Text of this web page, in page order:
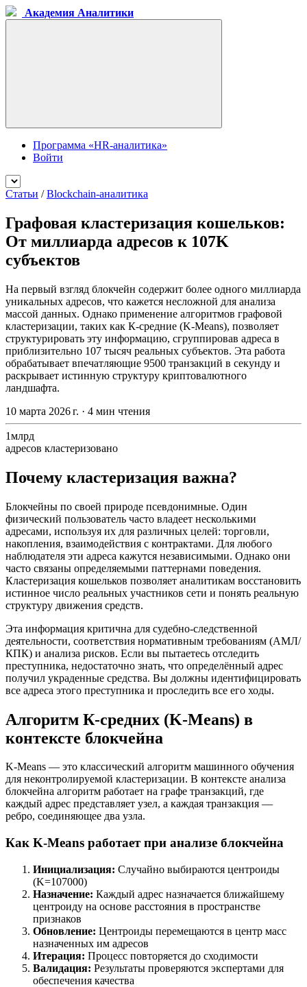
Академия Аналитики
Программа «HR-аналитика»
Войти
Статьи / Blockchain-аналитика
Графовая кластеризация кошельков:
От миллиарда адресов к 107K
субъектов
На первый взгляд блокчейн содержит более одного миллиарда
уникальных адресов, что кажется несложной для анализа
массой данных. Однако применение алгоритмов графовой
кластеризации, таких как К-средние (K-Means), позволяет
структурировать эту информацию, сгруппировав адреса в
приблизительно 107 тысяч реальных субъектов. Эта работа
обрабатывает впечатляющие 9500 транзакций в секунду и
раскрывает истинную структуру криптовалютного
ландшафта.
10 марта 2026 г. · 4 мин чтения
1млрд
адресов кластеризовано
Почему кластеризация важна?
Блокчейны по своей природе псевдонимные. Один
физический пользователь часто владеет несколькими
адресами, используя их для различных целей: торговли,
накопления, взаимодействия с контрактами. Для любого
наблюдателя эти адреса кажутся независимыми. Однако они
часто связаны определяемыми паттернами поведения.
Кластеризация кошельков позволяет аналитикам восстановить
истинное число реальных участников сети и понять реальную
структуру движения средств.
Эта информация критична для судебно-следственной
деятельности, соответствия нормативным требованиям (АМЛ/
КПК) и анализа рисков. Если вы пытаетесь отследить
преступника, недостаточно знать, что определённый адрес
получил украденные средства. Вы должны идентифицировать
все адреса этого преступника и проследить все его ходы.
Алгоритм К-средних (K-Means) в
контексте блокчейна
K-Means — это классический алгоритм машинного обучения
для неконтролируемой кластеризации. В контексте анализа
блокчейна алгоритм работает на графе транзакций, где
каждый адрес представляет узел, а каждая транзакция —
ребро, соединяющее два узла.
Как K-Means работает при анализе блокчейна
Инициализация: Случайно выбираются центроиды
(K=107000)
Назначение: Каждый адрес назначается ближайшему
центроиду на основе расстояния в пространстве
признаков
Обновление: Центроиды перемещаются в центр масс
назначенных им адресов
Итерация: Процесс повторяется до сходимости
Валидация: Результаты проверяются экспертами для
обеспечения качества